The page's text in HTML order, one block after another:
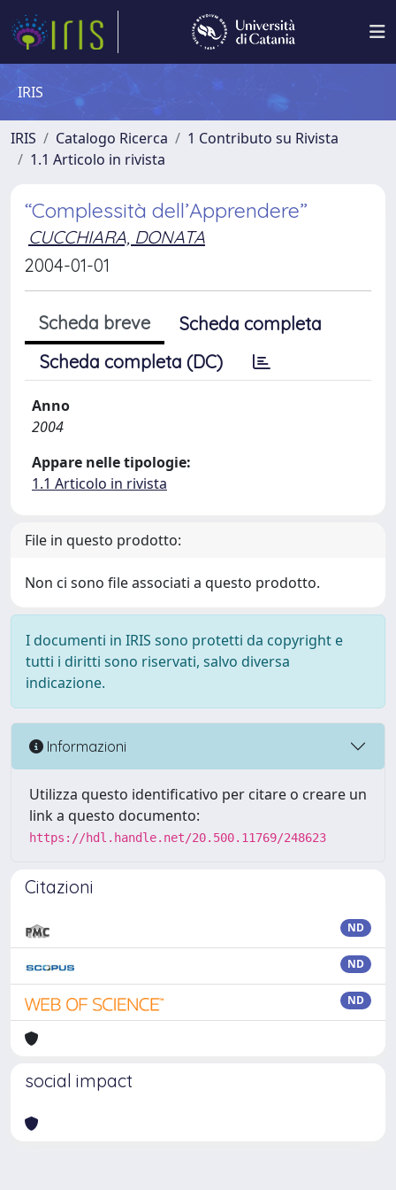
IRIS
IRIS Catalogo Ricerca
1 Contributo su Rivista
1.1 Articolo in rivista
“Complessità dell’Apprendere”
CUCCHIARA, DONATA
2004-01-01
Scheda breve
Scheda completa
Scheda completa (DC)
Anno
2004
Appare nelle tipologie:
1.1 Articolo in rivista
File in questo prodotto:
Non ci sono file associati a questo prodotto.
I documenti in IRIS sono protetti da copyright e
tutti i diritti sono riservati, salvo diversa
indicazione.
Informazioni
Utilizza questo identificativo per citare o creare un
link a questo documento:
https://hdl.handle.net/20.500.11769/248623
Citazioni
ND
ND
ND
social impact